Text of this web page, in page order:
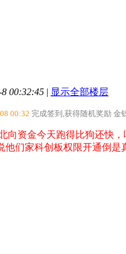
00:32:45 | 显示全部楼层
00:32 完成签到,获得随机奖励 金
向资金今天跑得比狗还快
他们家科创板权限开通倒是